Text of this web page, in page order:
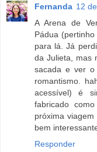
Fernanda 12
A Arena de
Pádua
para lá. Já
da Julieta, mas
sacada e ver o
romantismo.
acessível) é
fabricado
próxima
bem
Responder